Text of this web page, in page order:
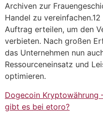
Archiven zur
Handel zu
Auftrag erteilen, um den
verbieten. Nach großen
das Unternehmen nun
Ressourceneinsatz und
optimieren.
Dogecoin Kryptowährung
gibt es bei etoro?